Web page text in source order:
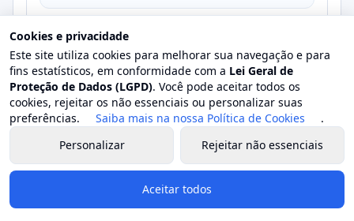
Abertura
22/06/2022
Valor estimado
R$ 0,00
Valor homologado
-
Cookies e privacidade
Este site utiliza cookies para melhorar sua navegação e para
fins estatísticos, em conformidade com a Lei Geral de
Proteção de Dados (LGPD). Você pode aceitar todos os
cookies, rejeitar os não essenciais ou personalizar suas
preferências.
Saiba mais na nossa Política de Cookies
.
Personalizar
Rejeitar não essenciais
Aceitar todos